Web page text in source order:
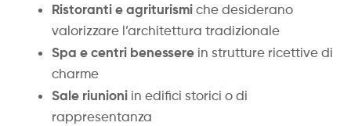
Ristoranti e agriturismi che desiderano
valorizzare l’architettura tradizionale
Spa e centri benessere in strutture ricettive di
charme
Sale riunioni in edifici storici o di
rappresentanza